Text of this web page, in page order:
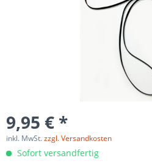
9,95 € *
inkl. MwSt.zzgl. Versandkosten
Sofort versandfertig